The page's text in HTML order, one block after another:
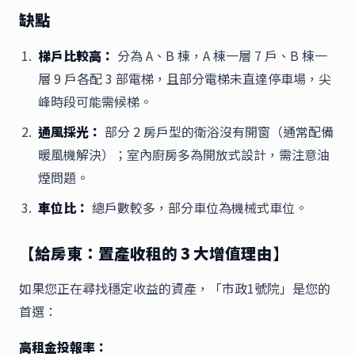
缺點
梯戶比較高： 分為 A、B 棟，A 棟一層 7 戶、B 棟一
層 9 戶各配 3 部電梯，且部分電梯未直達停車場，尖
峰時段可能需候梯。
通風採光： 部分 2 房戶型的衛浴沒有開窗（通常配備
暖風機解決）；室內廚房多為開放式設計，需注意油
煙問題。
車位比： 總戶數較多，部分車位為機械式車位。
【給房東：置產收租的 3 大增值理由】
如果您正在尋找穩定收益的資產，「市政1號院」是您的
首選：
高租金投報率：